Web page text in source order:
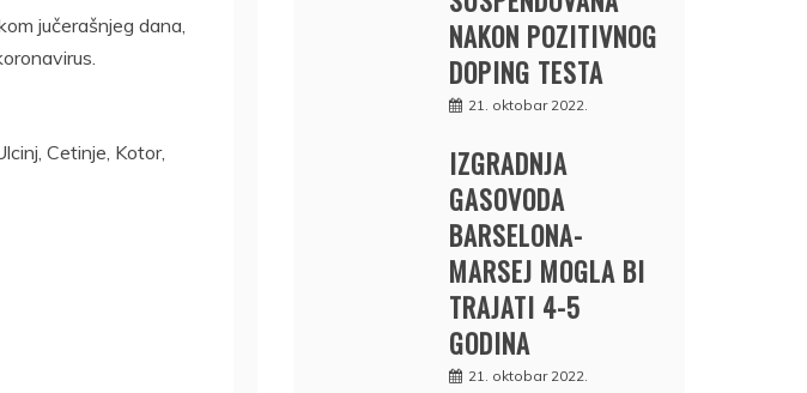
jučerašnjeg dana,
Cetinje, Kotor,
NAKON POZITIVNOG
DOPING TESTA
21. oktobar 2022.
IZGRADNJA
GASOVODA
BARSELONA-
MARSEJ MOGLA BI
TRAJATI 4-5
GODINA
21. oktobar 2022.